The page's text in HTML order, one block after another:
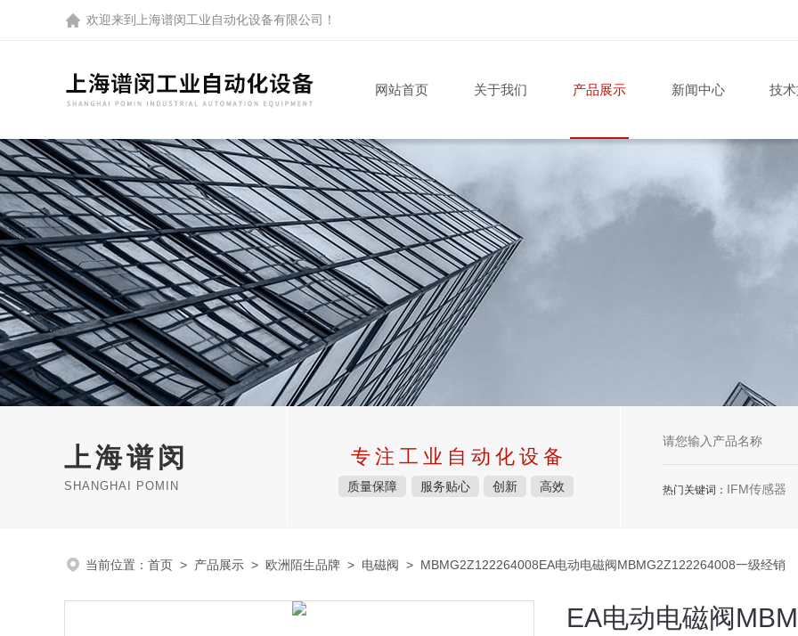
欢迎来到 上海谱闵工业自动化设备有限公司 ！
网站首页 关于我们 产品展示 新闻中心 技
上海谱闵
SHANGHAI POMIN
专注工业自动化设备
质量保障 服务贴心 创新 高效 热门关键词： IFM传感器
当前位置： 首页 > 产品展示 > 欧洲陌生品牌 > 电磁阀 > MBMG2Z122264008EA电动电磁阀MBMG2Z122264008一级经销
EA电动电磁阀